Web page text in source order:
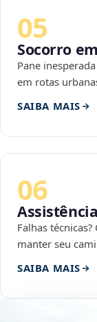
05
Socorro
Pane
em rotas
SAIBA MAIS
06
Falhas
manter seu
SAIBA MAIS